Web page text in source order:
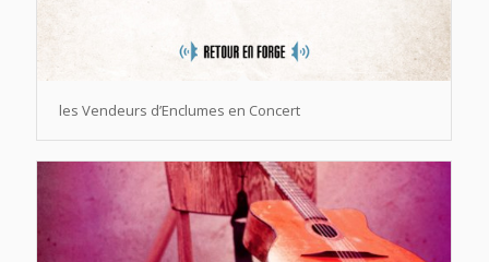
les Vendeurs d’Enclumes en Concert